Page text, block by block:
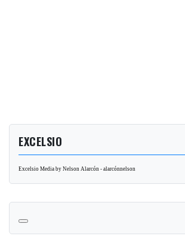
EXCELSIO
Excelsio Media by Nelson Alarcón - alarcónnelson